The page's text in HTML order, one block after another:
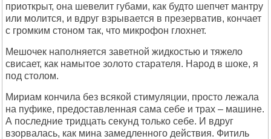
приоткрыт, она шевелит губами, как будто шепчет мантру
или молится, и вдруг взрывается в презерватив, кончает
с громким стоном так, что микрофон глохнет.
Мешочек наполняется заветной жидкостью и тяжело
свисает, как намытое золото старателя. Народ в шоке, я
под столом.
Мириам кончила без всякой стимуляции, просто лежала
на пуфике, предоставленная сама себе и трах – машине.
А последние тридцать секунд только себе. И вдруг
взорвалась, как мина замедленного действия. Фитиль